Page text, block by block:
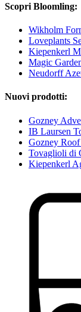
Scopri Bloomling:
Wikholm
Loveplants
Kiepenkerl
Magic
Neudorff
Nuovi prodotti:
Gozney
IB Laursen
Gozney
Tovaglioli di
Kiepenkerl